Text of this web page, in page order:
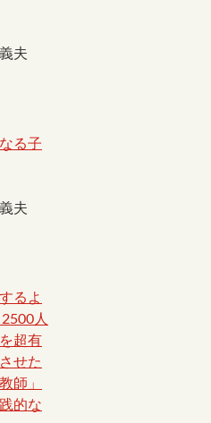
夫
る子
夫
るよ
人
超有
せた
師」
的な